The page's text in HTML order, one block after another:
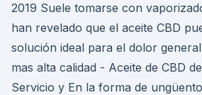
2019 Suele tomarse con
han revelado que el aceite CBD
solución ideal para el dolor
mas alta calidad - Aceite de CBD de
Servicio y En la forma de